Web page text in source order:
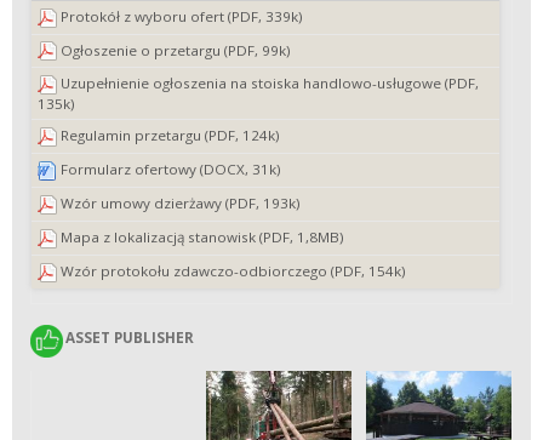
Protokół z wyboru ofert (PDF, 339k)
Ogłoszenie o przetargu (PDF, 99k)
Uzupełnienie ogłoszenia na stoiska handlowo-usługowe (PDF,
135k)
Regulamin przetargu (PDF, 124k)
Formularz ofertowy (DOCX, 31k)
Wzór umowy dzierżawy (PDF, 193k)
Mapa z lokalizacją stanowisk (PDF, 1,8MB)
Wzór protokołu zdawczo-odbiorczego (PDF, 154k)
ASSET PUBLISHER
ASSET PUBLISHER